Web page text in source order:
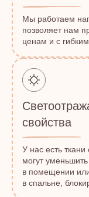
Мы работаем
позволяет нам
ценам и с
свойства
У нас есть
могут уменьшить
в помещении
в спальне,